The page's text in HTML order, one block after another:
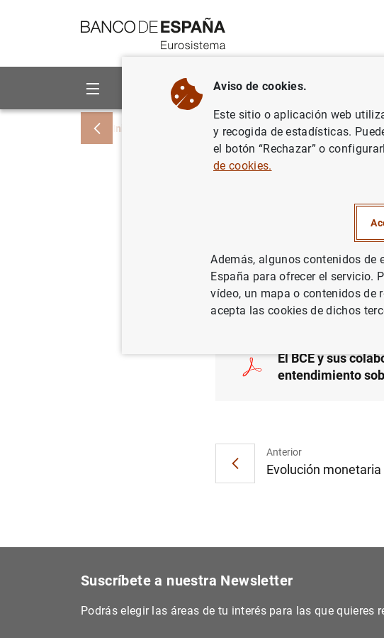
Sobre el Banco Áreas de actuación
Inicio Noticias y eventos Noticias del Banco Central
memorándum
billete de 20€
23/07/2015
El BCE y sus
entendimiento
Anterior
Evolución monetaria
Suscríbete a nuestra Newsletter
Podrás elegir las áreas de tu interés para las que quieres
Aviso de cookies.
Este sitio o aplicación web
y recogida de estadísticas.
el botón “Rechazar” o
de cookies.
Además, algunos contenidos de
España para ofrecer el servicio.
vídeo, un mapa o contenidos de
acepta las cookies de dichos